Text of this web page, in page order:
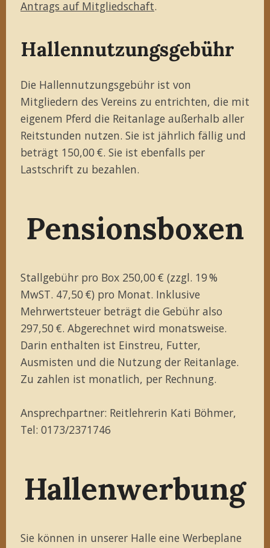
Antrags auf Mitgliedschaft.
Hallennutzungsgebühr
Die Hallennutzungsgebühr ist von
Mitgliedern des Vereins zu entrichten, die mit
eigenem Pferd die Reitanlage außerhalb aller
Reitstunden nutzen. Sie ist jährlich fällig und
beträgt 150,00 €. Sie ist ebenfalls per
Lastschrift zu bezahlen.
Pensionsboxen
Stallgebühr pro Box 250,00 € (zzgl. 19 %
MwST. 47,50 €) pro Monat. Inklusive
Mehrwertsteuer beträgt die Gebühr also
297,50 €. Abgerechnet wird monatsweise.
Darin enthalten ist Einstreu, Futter,
Ausmisten und die Nutzung der Reitanlage.
Zu zahlen ist monatlich, per Rechnung.
Ansprechpartner: Reitlehrerin Kati Böhmer,
Tel: 0173/2371746
Hallenwerbung
Sie können in unserer Halle eine Werbeplane